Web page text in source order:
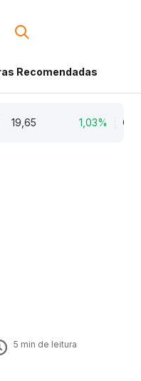
Recomendadas
1,03% CYRE3
5 min de leitura